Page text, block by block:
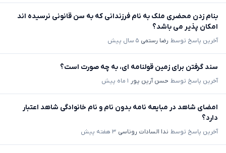
بنام زدن محضری ملک به نام فرزندانی که به سن قانونی نرسیده اند
امکان پذیر می باشد؟
آخرین پاسخ توسط رضا رستمی ۵ سال پیش
سند گرفتن برای زمین قولنامه ای، به چه صورت است؟
آخرین پاسخ توسط حسن آرین پور ۱ ماه پیش
امضای شاهد در مبایعه نامه بدون نام و نام خانوادگی شاهد اعتبار
دارد؟
آخرین پاسخ توسط ندا السادات روناسی ۳ هفته پیش